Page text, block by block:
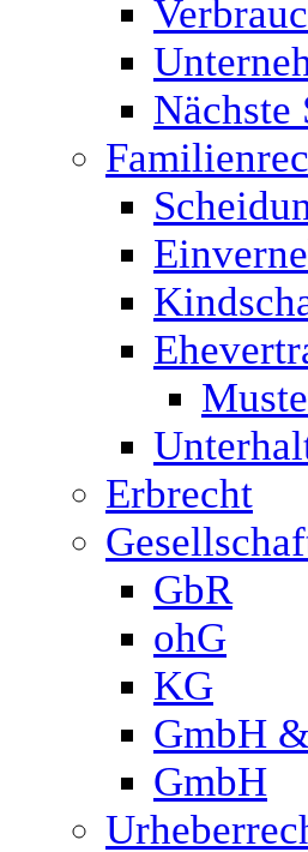
Nächste
Erbrecht
GbR
ohG
KG
GmbH
GmbH